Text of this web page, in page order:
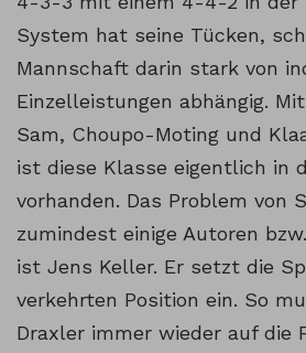
System hat seine Tücken,
Mannschaft darin stark von
Einzelleistungen abhängig.
Sam, Choupo-Moting und
ist diese Klasse eigentlich in
vorhanden. Das Problem von
zumindest einige Autoren
ist Jens Keller. Er setzt die
verkehrten Position ein. So
Draxler immer wieder auf die